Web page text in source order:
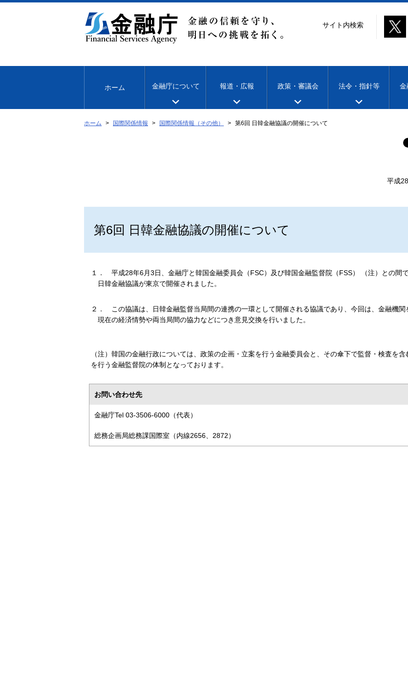
文
移
サイト内検索
ホーム 金融庁について 報道・広報 政策・審議会 法令・指針等 金
ホーム 国際関係情報 国際関係情報（その他） 第6回 日韓金融協議の開催について
平成
第6回 日韓金融協議の開催について
１．
平成28年6月3日、金融庁と韓国金融委員会（FSC）及び韓国金融監督院（FSS） （注）との間
日韓金融協議が東京で開催されました。
２．
この協議は、日韓金融監督当局間の連携の一環として開催される協議であり、今回は、金融機関
現在の経済情勢や両当局間の協力などにつき意見交換を行いました。
（注） 韓国の金融行政については、政策の企画・立案を行う金融委員会と、その傘下で監督・検査を含
を行う金融監督院の体制となっております。
お問い合わせ先
金融庁Tel 03-3506-6000（代表）
総務企画局総務課国際室（内線2656、2872）